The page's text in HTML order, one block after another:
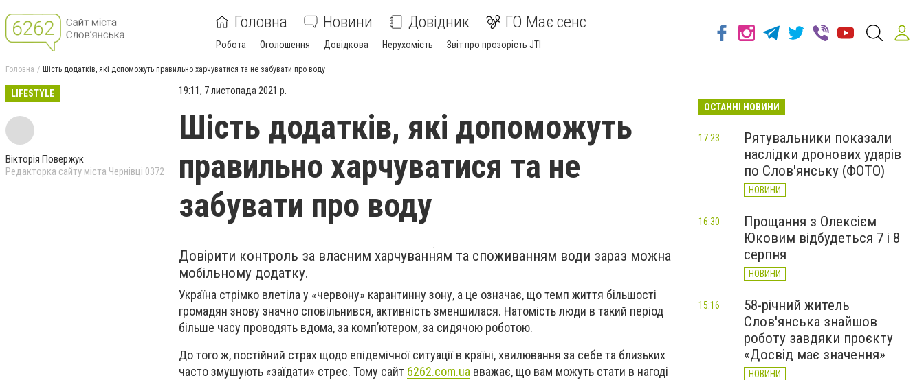
Головна Новини Довідник ГО Має сенс
Робота Оголошення Довідкова Нерухомість Звіт про прозорість JTI
Головна Шість додатків, які допоможуть правильно харчуватися та не забувати про воду
LIFESTYLE
Вікторія Повержук
Редакторка сайту міста Чернівці 0372
19:11, 7 листопада 2021 р.
Шість додатків, які допоможуть
правильно харчуватися та не
забувати про воду
Довірити контроль за власним харчуванням та споживанням води зараз можна
мобільному додатку.
Україна стрімко влетіла у «червону» карантинну зону, а це означає, що темп життя більшості
громадян знову значно сповільнився, активність зменшилася. Натомість люди в такий період
більше часу проводять вдома, за комп’ютером, за сидячою роботою.
До того ж, постійний страх щодо епідемічної ситуації в країні, хвилювання за себе та близьких
часто змушують «заїдати» стрес. Тому сайт 6262.com.ua вважає, що вам можуть стати в нагоді
ОСТАННІ НОВИНИ
Рятувальники показали
наслідки дронових ударів
по Слов'янську (ФОТО)
НОВИНИ
17:23
Прощання з Олексієм
Юковим відбудеться 7 і 8
серпня
НОВИНИ
16:30
58-річний житель
Слов'янська знайшов
роботу завдяки проєкту
«Досвід має значення»
НОВИНИ
15:16